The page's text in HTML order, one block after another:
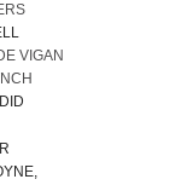
VIGAN